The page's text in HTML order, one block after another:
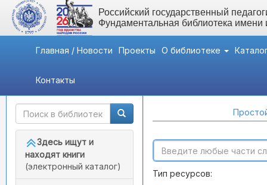
Российский государственный
Фундаментальная библиотека
Главная / Новости Проекты О библиотеке
Контакты
Быстрый доступ
Здесь ищут и
находят книги
(электронный каталог)
Тип ресурсов: